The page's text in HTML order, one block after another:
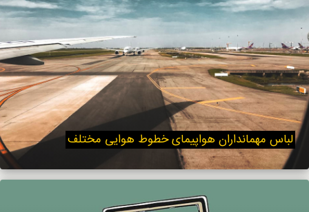
لباس مهمانداران هواپیمای خطوط هوایی مختلف